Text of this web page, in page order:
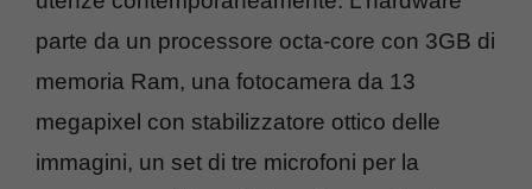
parte da un processore octa-core con 3GB di
memoria Ram, una fotocamera da 13
megapixel con stabilizzatore ottico delle
immagini, un set di tre microfoni per la